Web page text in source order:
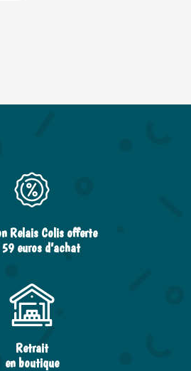
Relais Colis offerte
euros d’achat
Retrait
en boutique